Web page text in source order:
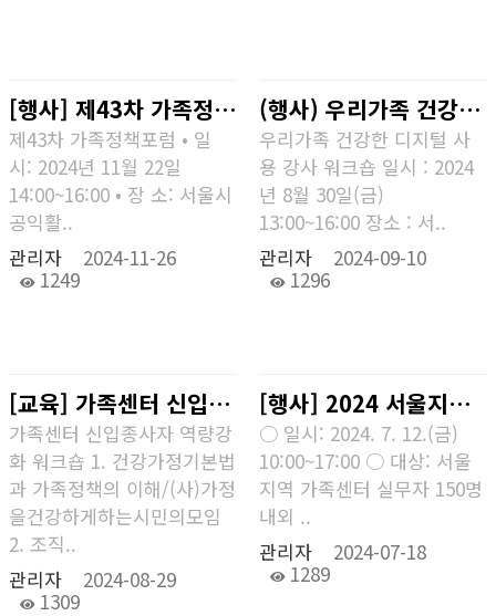
[행사] 제43차 가족정책포럼
제43차 가족정책포럼 • 일
시: 2024년 11월 22일
14:00~16:00 • 장 소: 서울시
공익활..
관리자
2024-11-26
1249
(행사) 우리가족 건강한 디지털사용 강사 워크숍
우리가족 건강한 디지털 사
용 강사 워크숍 일시 : 2024
년 8월 30일(금)
13:00~16:00 장소 : 서..
관리자
2024-09-10
1296
[교육] 가족센터 신입종사자 역량강화 워크숍
가족센터 신입종사자 역량강
화 워크숍 1. 건강가정기본법
과 가족정책의 이해/(사)가정
을건강하게하는시민의모임
2. 조직..
관리자
2024-08-29
1309
[행사] 2024 서울지역 가족센터 실무자 연합워크숍
○ 일시: 2024. 7. 12.(금)
10:00~17:00 ○ 대상: 서울
지역 가족센터 실무자 150명
내외 ..
관리자
2024-07-18
1289